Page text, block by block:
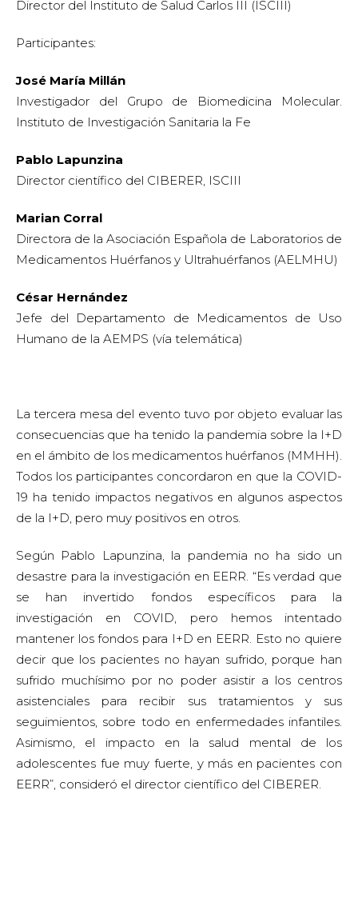
Marian Corral
Medicamentos Huérfanos y Ultrahuérfanos (AELMHU)
Jefe del Departamento de Medicamentos de Uso
Humano de la AEMPS (vía telemática)
en el ámbito de los medicamentos huérfanos (MMHH).
Todos los participantes concordaron en que la COVID-
19 ha tenido impactos negativos en algunos aspectos
de la I+D, pero muy positivos en otros.
Según Pablo Lapunzina, la pandemia no ha sido un
investigación en COVID, pero hemos intentado
mantener los fondos para I+D en EERR. Esto no quiere
decir que los pacientes no hayan sufrido, porque han
sufrido muchísimo por no poder asistir a los centros
asistenciales para recibir sus tratamientos y sus
seguimientos, sobre todo en enfermedades infantiles.
adolescentes fue muy fuerte, y más en pacientes con
EERR”, consideró el director científico del CIBERER.